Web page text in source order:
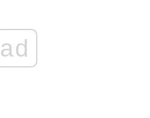
ad